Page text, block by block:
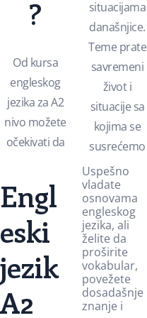
?
Od kursa
engleskog
jezika za A2
nivo možete
očekivati da
situacijama
današnjice.
Teme prate
savremeni
život i
situacije sa
kojima se
susrećemo
Engl
eski
jezik
A2
Uspešno
vladate
osnovama
engleskog
jezika, ali
želite da
proširite
vokabular,
povežete
dosadašnje
znanje i
počnete da
govorite sa
više
samopouzdanja
u realnim
situacijama?
Kurs A2 je
vaš sledeći